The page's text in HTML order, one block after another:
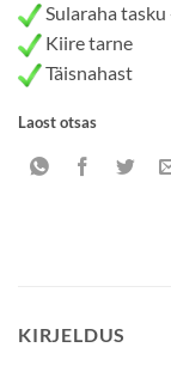
Sularaha
Kiire tarne
Täisnahast
Laost otsas
KIRJELDUS